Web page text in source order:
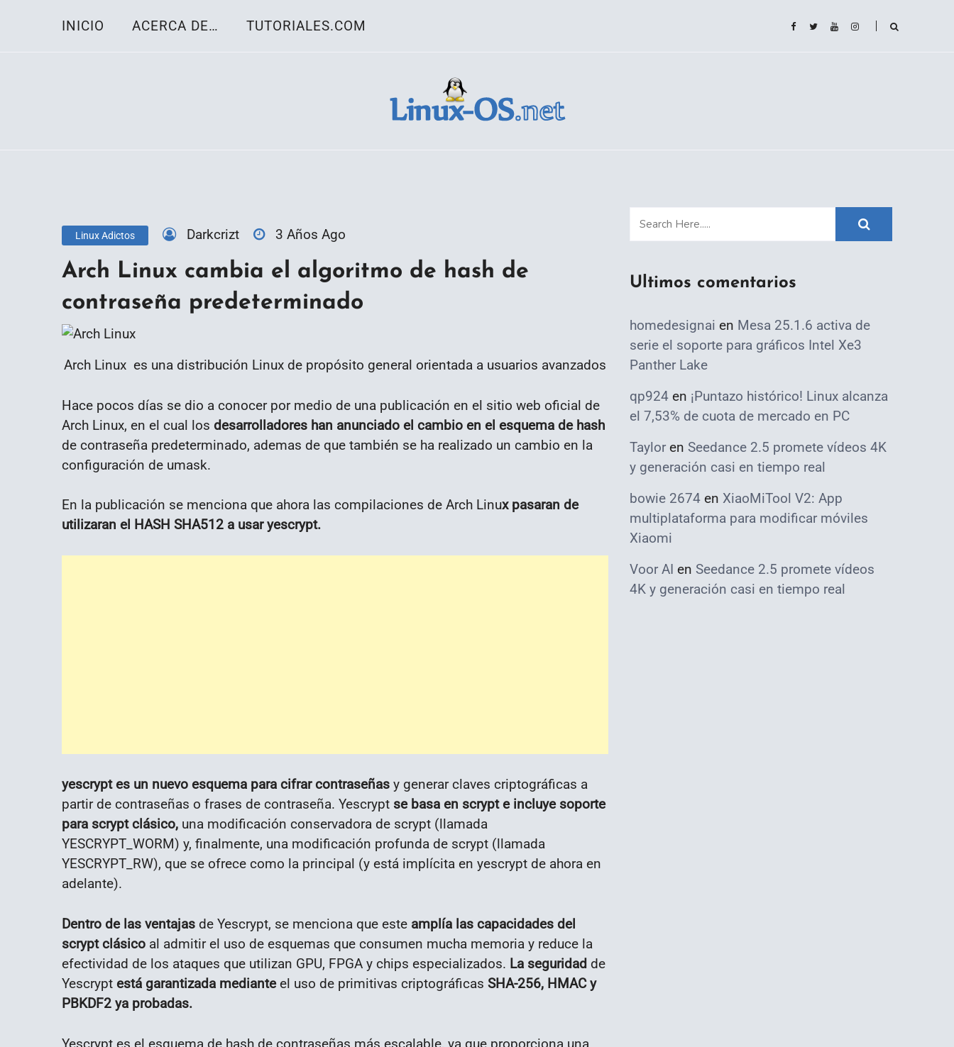
INICIO ACERCA DE… TUTORIALES.COM
Linux Adictos Darkcrizt 3 Años Ago
Arch Linux cambia el algoritmo de hash de
contraseña predeterminado
Arch Linux ​ es una distribución Linux de propósito general orientada a usuarios avanzados
Hace pocos días se dio a conocer por medio de una publicación en el sitio web oficial de
Arch Linux, en el cual los desarrolladores han anunciado el cambio en el esquema de hash
de contraseña predeterminado, ademas de que también se ha realizado un cambio en la
configuración de umask.
En la publicación se menciona que ahora las compilaciones de Arch Linux pasaran de
utilizaran el HASH SHA512 a usar yescrypt.
yescrypt es un nuevo esquema para cifrar contraseñas y generar claves criptográficas a
partir de contraseñas o frases de contraseña. Yescrypt se basa en scrypt e incluye soporte
para scrypt clásico, una modificación conservadora de scrypt (llamada
YESCRYPT_WORM) y, finalmente, una modificación profunda de scrypt (llamada
YESCRYPT_RW), que se ofrece como la principal (y está implícita en yescrypt de ahora en
adelante).
Dentro de las ventajas de Yescrypt, se menciona que este amplía las capacidades del
scrypt clásico al admitir el uso de esquemas que consumen mucha memoria y reduce la
efectividad de los ataques que utilizan GPU, FPGA y chips especializados. La seguridad de
Yescrypt está garantizada medianteel uso de primitivas criptográficas SHA-256, HMAC y
PBKDF2 ya probadas.
Yescrypt es el esquema de hash de contraseñas más escalable, ya que proporciona una
Ultimos comentarios
homedesignai en Mesa 25.1.6 activa de
serie el soporte para gráficos Intel Xe3
Panther Lake
qp924 en ¡Puntazo histórico! Linux alcanza
el 7,53% de cuota de mercado en PC
Taylor en Seedance 2.5 promete vídeos 4K
y generación casi en tiempo real
bowie 2674 en XiaoMiTool V2: App
multiplataforma para modificar móviles
Xiaomi
Voor AI en Seedance 2.5 promete vídeos
4K y generación casi en tiempo real